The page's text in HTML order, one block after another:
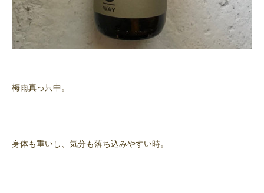
梅雨真っ只中。
身体も重いし、気分も落ち込みやすい時。